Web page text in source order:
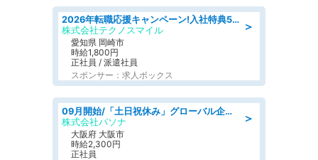
＞
2026年転職応援キャンペーン!入社特典58万円/デンソーで働こう!自動車工場で小型部品の検査業務 denso aichi
株式会社テクノスマイル
愛知県 岡崎市
時給1,800円
正社員 / 派遣社員
スポンサー：求人ボックス
＞
09月開始/「土日祝休み」グローバル企業での産業保健のお仕事/保健師/高時給/残業なし/服装自由
株式会社パソナ
大阪府 大阪市
時給2,300円
正社員